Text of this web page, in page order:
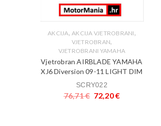
AKCIJA, AKCIJA VJETROBRANI,
VJETROBRAN,
VJETROBRANI YAMAHA
Vjetrobran AIRBLADE YAMAHA
XJ6 Diversion 09-11 LIGHT DIM
SCRY022
76,71€ 72,20€